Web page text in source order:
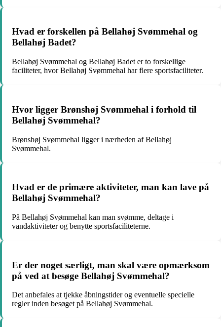
Hvad er forskellen på Bellahøj Svømmehal og
Bellahøj Badet?
Bellahøj Svømmehal og Bellahøj Badet er to forskellige
faciliteter, hvor Bellahøj Svømmehal har flere sportsfaciliteter.
Hvor ligger Brønshøj Svømmehal i forhold til
Bellahøj Svømmehal?
Brønshøj Svømmehal ligger i nærheden af Bellahøj
Svømmehal.
Hvad er de primære aktiviteter, man kan lave på
Bellahøj Svømmehal?
På Bellahøj Svømmehal kan man svømme, deltage i
vandaktiviteter og benytte sportsfaciliteterne.
Er der noget særligt, man skal være opmærksom
på ved at besøge Bellahøj Svømmehal?
Det anbefales at tjekke åbningstider og eventuelle specielle
regler inden besøget på Bellahøj Svømmehal.